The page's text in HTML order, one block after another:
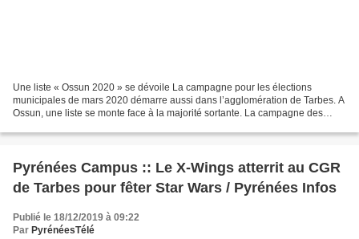
Une liste « Ossun 2020 » se dévoile La campagne pour les élections
municipales de mars 2020 démarre aussi dans l’agglomération de Tarbes. A
Ossun, une liste se monte face à la majorité sortante. La campagne des
Pyrénées Campus :: Le X-Wings atterrit au CGR
de Tarbes pour fêter Star Wars / Pyrénées Infos
Publié le 18/12/2019 à 09:22
Par PyrénéesTélé